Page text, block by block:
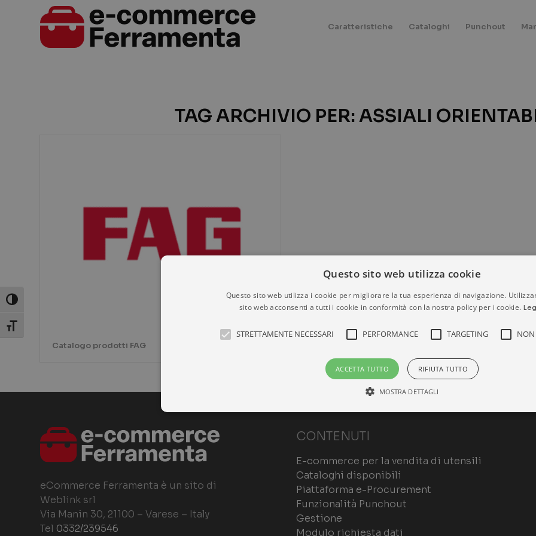
Attiva/disattiva alto contrasto
Attiva/disattiva dimensione testo
Caratteristiche Cataloghi Punchout
TAG ARCHIVIO PER: ASSIALI
Catalogo prodotti FAG
eCommerce Ferramenta è un sito di
Weblink srl
Via Manin 30, 21100 – Varese – Italy
Tel 0332/239546
CONTENUTI
E-commerce per la vendita di utensili
Cataloghi disponibili
Piattaforma e-Procurement
Funzionalità Punchout
Gestione
Modulo richiesta dati
Questo sito web utilizza cookie
Questo sito web utilizza i cookie per migliorare la tua esperienza di navigazione.
sito web acconsenti a tutti i cookie in conformità con la nostra policy per i cookie.
STRETTAMENTE NECESSARI PERFORMANCE TARGETING NON
ACCETTA TUTTO RIFIUTA TUTTO
MOSTRA DETTAGLI
Strettamente necessari
I cookie strettamente necessari consentono le funzionalità principali del sito web come l'accesso dell'utente e la
web non può essere utilizzato correttamente senza i cookie strettamente necessari.
NOME
PROVIDER /
SCADENZA DESCRIZIONE
CookieScriptConsent CookieScript
ecommerceferramenta.it
che il banner dei cookie di Cookie-Script.com